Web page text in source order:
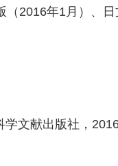
2016年1月）、日
文献出版社，2016